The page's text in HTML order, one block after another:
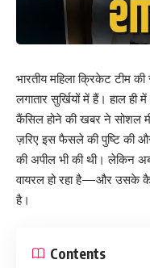
भारतीय महिला क्रिकेट टीम
लगातार सुर्खियों में हैं। हाल ही
कैंसिल होने की खबर ने सोशल
ज़रिए इस फैसले की पुष्टि की
की अपील भी की थी। लेकिन
वायरल हो रहा है—और उसके
है।
Contents